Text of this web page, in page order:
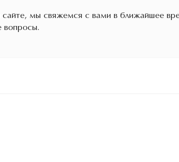
мы свяжемся с вами в ближайшее
вопросы.